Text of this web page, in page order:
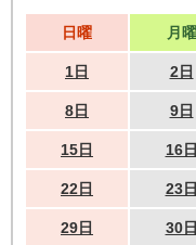
日曜 月曜
1日 2日
8日 9日
15日 16日
22日 23日
29日 30日